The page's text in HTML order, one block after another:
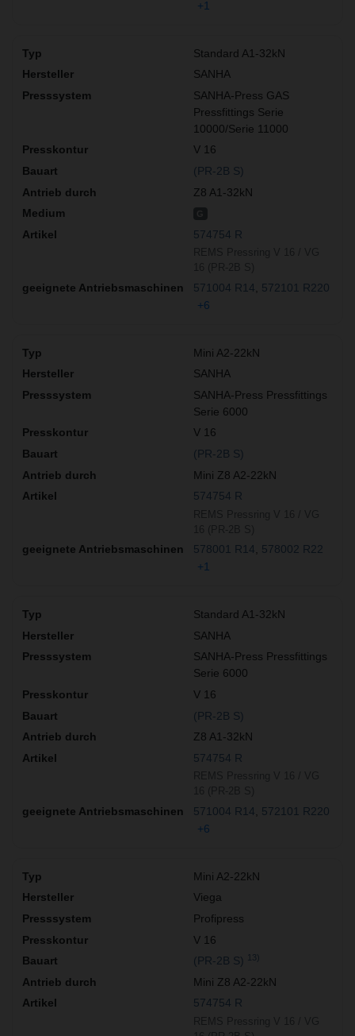
+1
Standard A1-32kN
SANHA
SANHA-Press GAS
Pressfittings Serie
10000/Serie 11000
V 16
(PR-2B S)
Z8 A1-32kN
574754 R
571004 R14
572101 R220
+6
Mini A2-22kN
SANHA
SANHA-Press Pressfittings
Serie 6000
V 16
(PR-2B S)
Mini Z8 A2-22kN
574754 R
578001 R14
578002 R22
+1
Standard A1-32kN
SANHA
SANHA-Press Pressfittings
Serie 6000
V 16
(PR-2B S)
Z8 A1-32kN
574754 R
571004 R14
572101 R220
+6
Mini A2-22kN
Viega
Profipress
V 16
(PR-2B S)
13)
Mini Z8 A2-22kN
574754 R